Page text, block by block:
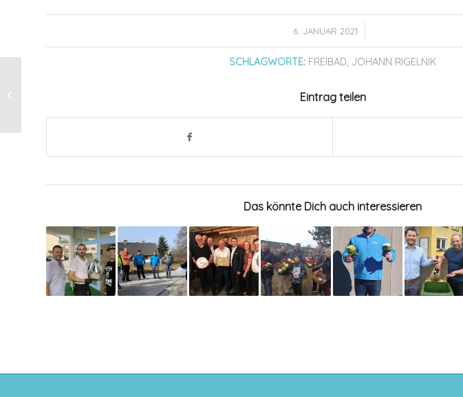
6. JANUAR 2021
/
SCHLAGWORTE: FREIBAD JOHANN RIGELNIK
Eintrag teilen
Das könnte Dich auch interessieren